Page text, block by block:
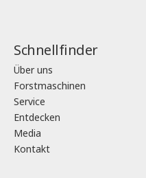
Schnellfinder
Über uns
Forstmaschinen
Service
Entdecken
Media
Kontakt